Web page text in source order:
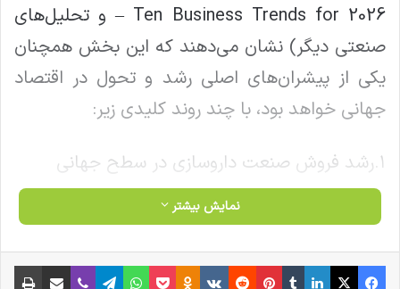
– Ten Business Trends for 2026 و تحلیل‌های
صنعتی دیگر) نشان می‌دهند که این بخش همچنان
یکی از پیشران‌های اصلی رشد و تحول در اقتصاد
جهانی خواهد بود، با چند روند کلیدی زیر:
۱.رشد فروش صنعت داروسازی در سطح جهانی
نوشته های مشابه
بازار محصولات آرایشی کشور باید با
نمایش بیشتر
فیس بوک X لینکدین ‫تامبلر ‫پین‌ترست ‫رددیت ‫VKontakte
‫Odnoklassniki پاکت واتس آپ تلگرام وایبر اشتراک گذاری از طریق ایمیل